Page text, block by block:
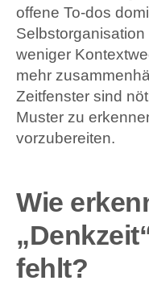
offene To-dos
weniger
mehr
Zeitfenster sind
Muster zu
vorzubereiten.
Wie
fehlt?